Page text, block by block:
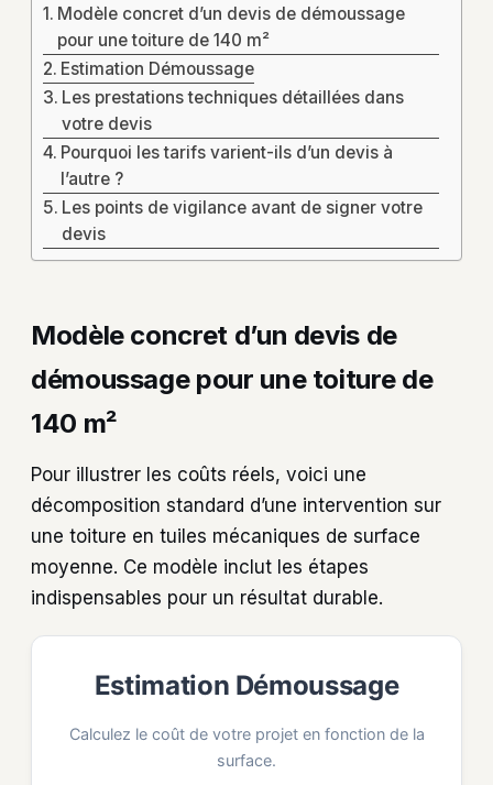
Modèle concret d’un devis de démoussage
pour une toiture de 140 m²
Estimation Démoussage
Les prestations techniques détaillées dans
votre devis
Pourquoi les tarifs varient-ils d’un devis à
l’autre ?
Les points de vigilance avant de signer votre
devis
Modèle concret d’un devis de
démoussage pour une toiture de
140 m²
Pour illustrer les coûts réels, voici une
décomposition standard d’une intervention sur
une toiture en tuiles mécaniques de surface
moyenne. Ce modèle inclut les étapes
indispensables pour un résultat durable.
Estimation Démoussage
Calculez le coût de votre projet en fonction de la
surface.